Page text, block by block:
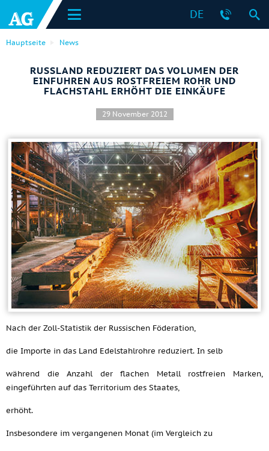
DE
Hauptseite News
RUSSLAND REDUZIERT DAS VOLUMEN DER
EINFUHREN AUS ROSTFREIEM ROHR UND
FLACHSTAHL ERHÖHT DIE EINKÄUFE
29 November 2012
Nach der Zoll-Statistik der Russischen Föderation,
die Importe in das Land Edelstahlrohre reduziert. In selb
während die Anzahl der flachen Metall rostfreien Marken,
eingeführten auf das Territorium des Staates,
erhöht.
Insbesondere im vergangenen Monat (im Vergleich zu